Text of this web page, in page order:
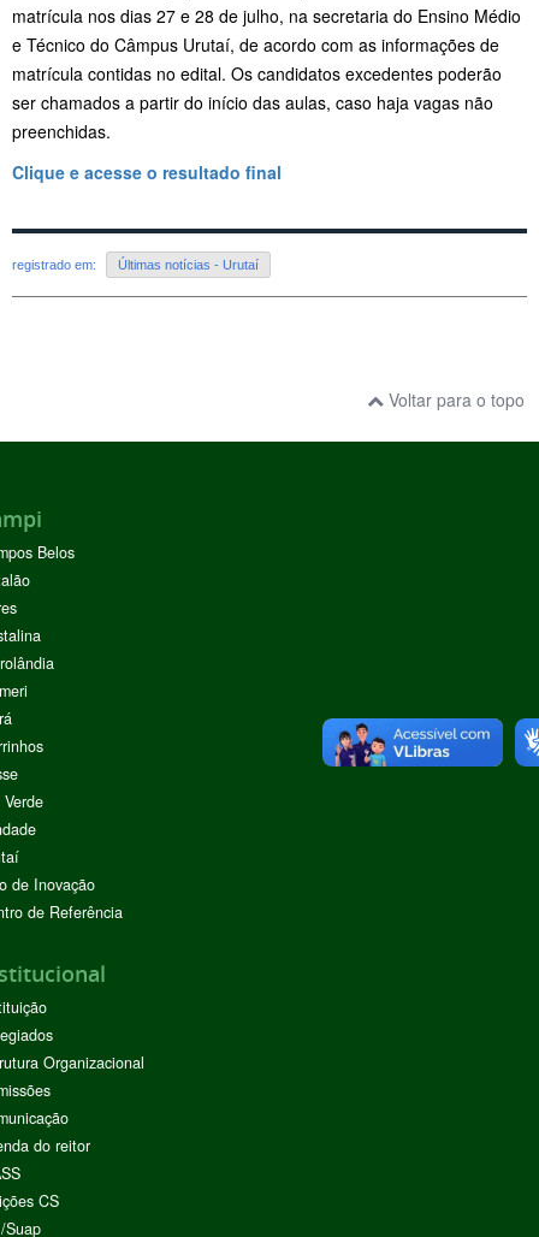
matrícula nos dias 27 e 28 de julho, na secretaria do Ensino Médio
e Técnico do Câmpus Urutaí, de acordo com as informações de
matrícula contidas no edital. Os candidatos excedentes poderão
ser chamados a partir do início das aulas, caso haja vagas não
preenchidas.
Clique e acesse o resultado final
registrado em: Últimas notícias - Urutaí
Voltar para o topo
Belos
de Inovação
de Referência
Organizacional
do reitor
CS
Suap